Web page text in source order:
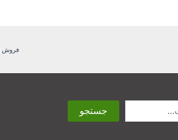
فروش
جستجو